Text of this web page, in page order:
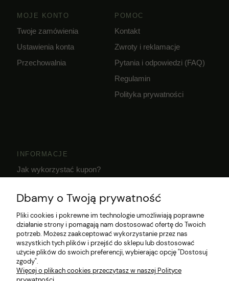
MOJE KONTO
Twoje zamówienia
Ustawienia konta
Przechowalnia
POMOC
Kontakt
Zwroty i reklamacje
Pytania i odpowiedzi (FAQ)
Regulamin
Polityka prywatności
INFORMACJE
Jak wykorzystać kupon?
Klub Hodowcy VIP
Dbamy o Twoją prywatność
Pliki cookies i pokrewne im technologie umożliwiają poprawne
działanie strony i pomagają nam dostosować ofertę do Twoich
potrzeb. Możesz zaakceptować wykorzystanie przez nas
wszystkich tych plików i przejść do sklepu lub dostosować
użycie plików do swoich preferencji, wybierając opcję "Dostosuj
zgody".
Więcej o plikach cookies przeczytasz w naszej Polityce